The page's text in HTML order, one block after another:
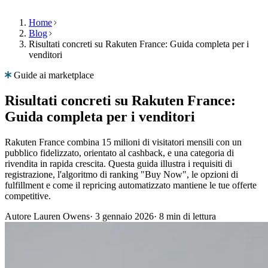
Prodotto
Risorse
Azienda
IT
Parli
con
noi
Prodotto
Funzionalità
Repricing
algoritmico
Prezzi
che
si
adattano
alla
Risorse
Azienda
Seleziona
la
Navighi
su
nella
sua
lingua,
con
funzionalità
specifiche
paese.
Home
Blog
Risultati concreti su Rakuten France: Guida completa per i
venditori
Guide ai marketplace
Risultati concreti su Rakuten France:
Guida completa per i venditori
Rakuten France combina 15 milioni di visitatori mensili con un
pubblico fidelizzato, orientato al cashback, e una categoria di
rivendita in rapida crescita. Questa guida illustra i requisiti di
registrazione, l'algoritmo di ranking "Buy Now", le opzioni di
fulfillment e come il repricing automatizzato mantiene le tue offerte
competitive.
Autore Lauren Owens· 3 gennaio 2026· 8 min di lettura